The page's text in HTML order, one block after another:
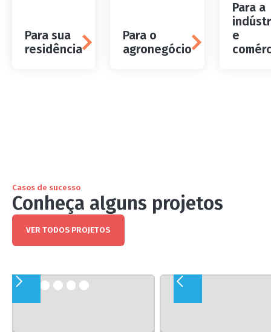
Para sua
residência
Para o
agronegócio
Para a
e
Casos de sucesso
Conheça alguns projetos
VER TODOS PROJETOS